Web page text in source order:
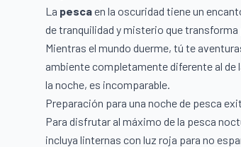
La pescaen la oscuridad tiene un
de tranquilidad y misterio que
Mientras el mundo duerme, tú te
ambiente completamente diferente al de
la noche, es incomparable.
Preparación para una noche de pesca
Para disfrutar al máximo de la pesca
incluya linternas con luz roja para no